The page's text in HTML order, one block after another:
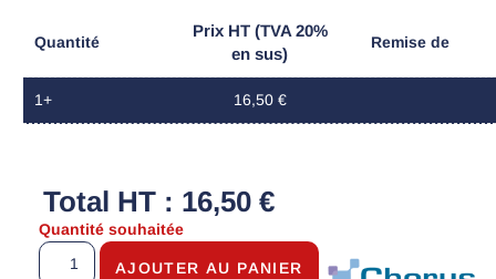
Quantité
Prix HT (TVA 20%
en sus)
Remise de
1+ 16,50 €
Total HT : 16,50 €
Quantité souhaitée
AJOUTER AU PANIER